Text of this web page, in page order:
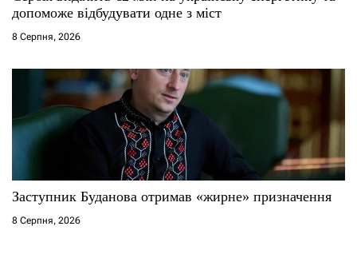
допоможе відбудувати одне з міст
8 Серпня, 2026
Заступник Буданова отримав «жирне» призначення
8 Серпня, 2026